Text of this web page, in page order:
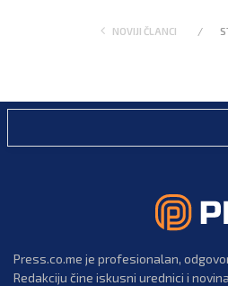
NOVIJI ČLANCI
Press.co.me je profesionalan,
Redakciju čine iskusni urednici i